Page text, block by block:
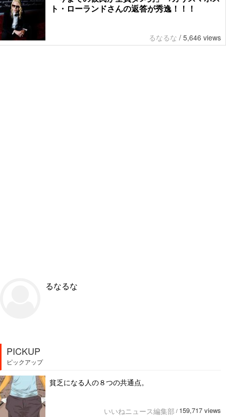
ト・ローランドさんの返答が秀逸！！！
るなるな / 5,646 views
るなるな
PICKUP
ピックアップ
貧乏になる人の８つの共通点。
いいねニュース編集部 / 159,717 views